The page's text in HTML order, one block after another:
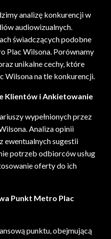
analizę konkurencji w
audiowizualnych.
świadczących podobne
Plac Wilsona. Porównamy
unikalne cechy, które
Wilsona na tle konkurencji.
Klientów i Ankietowanie
wypełnionych przez
Analiza opinii
ewentualnych sugestii
potrzeb odbiorców usług
oferty do ich
Punkt Metro Plac
punktu, obejmującą